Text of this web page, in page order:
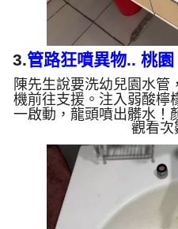
3.管路狂噴異物.. 桃
陳先生說要洗幼兒園水管
機前往支援。注入弱酸檸
一啟動，龍頭噴出髒水！
異物，六個多小時後，出
為什麼水管需要定期「
管壁陳年汙垢。不同的水
隱患： 棕色（鐵鏽）：
錳）： 常見於地下水源
頭氧化。 乳白（生物膜
觀看次